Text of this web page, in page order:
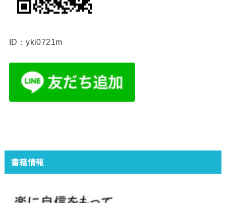
ID：yki0721m
書籍情報